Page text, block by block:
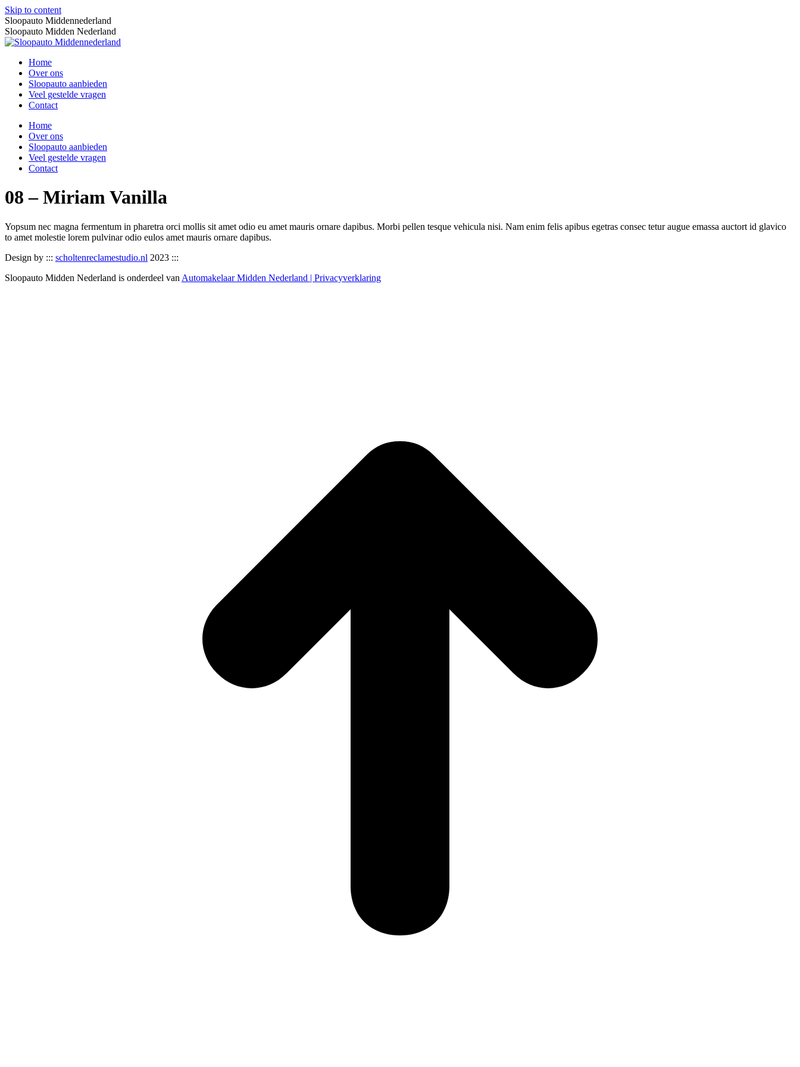
Skip to content
Sloopauto Middennederland
Sloopauto Midden Nederland
Home
Over ons
Sloopauto aanbieden
Veel gestelde vragen
Contact
Home
Over ons
Sloopauto aanbieden
Veel gestelde vragen
Contact
08 – Miriam Vanilla
Yopsum nec magna fermentum in pharetra orci mollis sit amet odio eu amet mauris ornare dapibus. Morbi pellen tesque vehicula nisi. Nam enim felis apibus egetras consec tetur augue emassa auctort id glavico
to amet molestie lorem pulvinar odio eulos amet mauris ornare dapibus.
Design by ::: scholtenreclamestudio.nl 2023 :::
Sloopauto Midden Nederland is onderdeel van Automakelaar Midden Nederland | Privacyverklaring